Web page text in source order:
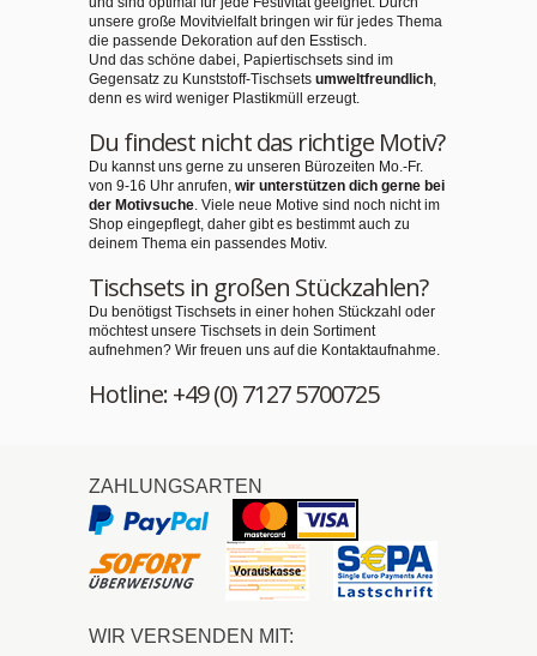
unsere große Movitvielfalt bringen wir für jedes Thema
die passende Dekoration auf den Esstisch.
Und das schöne dabei, Papiertischsets sind im
Gegensatz zu Kunststoff-Tischsets umweltfreundlich,
denn es wird weniger Plastikmüll erzeugt.
Du findest nicht das richtige Motiv?
Du kannst uns gerne zu unseren Bürozeiten Mo.-Fr.
von 9-16 Uhr anrufen, wir unterstützen dich gerne bei
der Motivsuche. Viele neue Motive sind noch nicht im
Shop eingepflegt, daher gibt es bestimmt auch zu
deinem Thema ein passendes Motiv.
Tischsets in großen Stückzahlen?
Du benötigst Tischsets in einer hohen Stückzahl oder
möchtest unsere Tischsets in dein Sortiment
aufnehmen? Wir freuen uns auf die Kontaktaufnahme.
Hotline: +49 (0) 7127 5700725
ZAHLUNGSARTEN
WIR VERSENDEN MIT: